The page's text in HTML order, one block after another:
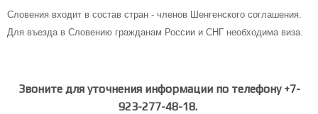
Словения входит в состав стран - членов Шенгенского соглашения.
Для въезда в Словению гражданам России и СНГ необходима виза.
Звоните для уточнения информации по телефону +7-
923-277-48-18.